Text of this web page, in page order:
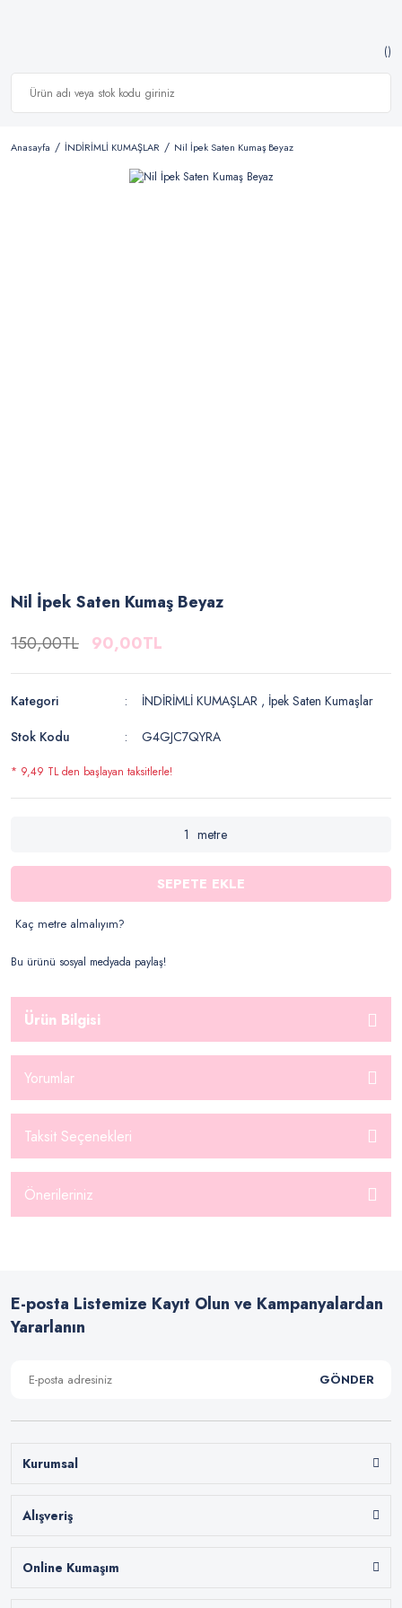
Anasayfa İNDİRİMLİ KUMAŞLAR Nil İpek Saten Kumaş Beyaz
Nil İpek Saten Kumaş Beyaz
150,00TL 90,00TL
Kategori İNDİRİMLİ KUMAŞLAR , İpek Saten Kumaşlar
Stok Kodu
G4GJC7QYRA
* 9,49 TL den başlayan taksitlerle!
metre
SEPETE EKLE
Kaç metre almalıyım?
Bu ürünü sosyal medyada paylaş!
Ürün Bilgisi
Yorumlar
Taksit Seçenekleri
Önerileriniz
E-posta Listemize Kayıt Olun ve Kampanyalardan
Yararlanın
GÖNDER
Kurumsal
Alışveriş
Online Kumaşım